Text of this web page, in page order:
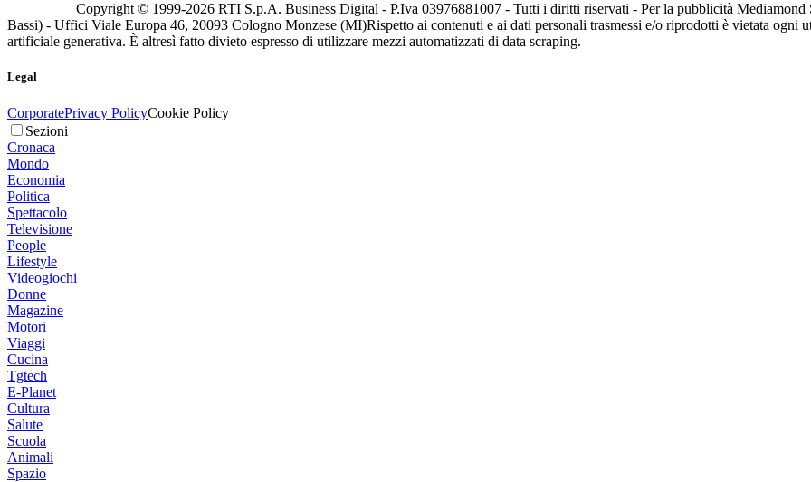
Copyright © 1999-2026 RTI S.p.A. Business Digital - P.Iva 03976881007 - Tutti i diritti riservati - Per la pubblicità
Bassi) - Uffici Viale Europa 46, 20093 Cologno Monzese (MI)Rispetto ai contenuti e ai dati personali trasmessi e/o riprodotti è vietata ogni
artificiale generativa. È altresì fatto divieto espresso di utilizzare mezzi automatizzati di data scraping.
Legal
CorporatePrivacy PolicyCookie Policy
Sezioni
Cronaca
Mondo
Economia
Politica
Spettacolo
Televisione
People
Lifestyle
Videogiochi
Donne
Magazine
Motori
Viaggi
Cucina
Tgtech
E-Planet
Cultura
Salute
Scuola
Animali
Spazio